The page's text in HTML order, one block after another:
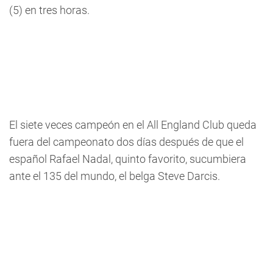
(5) en tres horas.
El siete veces campeón en el All England Club queda
fuera del campeonato dos días después de que el
español Rafael Nadal, quinto favorito, sucumbiera
ante el 135 del mundo, el belga Steve Darcis.